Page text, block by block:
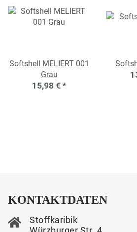
Softshell MELIERT 001
Grau
15,98 € *
KONTAKTDATEN
Stoffkaribik